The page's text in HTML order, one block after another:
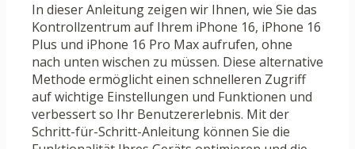
In dieser Anleitung zeigen wir Ihnen, wie Sie das
Kontrollzentrum auf Ihrem iPhone 16, iPhone 16
Plus und iPhone 16 Pro Max aufrufen, ohne
nach unten wischen zu müssen. Diese alternative
Methode ermöglicht einen schnelleren Zugriff
auf wichtige Einstellungen und Funktionen und
verbessert so Ihr Benutzererlebnis. Mit der
Schritt-für-Schritt-Anleitung können Sie die